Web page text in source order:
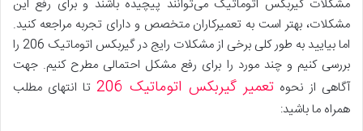
مشکلات گیربکس اتوماتیک می‌توانند پیچیده باشند و برای رفع این
مشکلات، بهتر است به تعمیرکاران متخصص و دارای تجربه مراجعه کنید.
اما بیایید به طور کلی برخی از مشکلات رایج در گیربکس اتوماتیک 206 را
بررسی کنیم و چند مورد را برای رفع مشکل احتمالی مطرح کنیم. جهت
آگاهی از نحوهتعمیر گیربکس اتوماتیک 206
تا انتهای مطلب
همراه ما باشید: